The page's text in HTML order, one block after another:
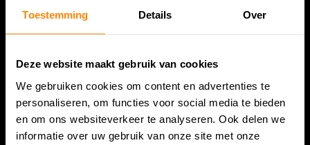
Toestemming Details Over
Deze website maakt gebruik van cookies
We gebruiken cookies om content en advertenties te
personaliseren, om functies voor social media te bieden
en om ons websiteverkeer te analyseren. Ook delen we
informatie over uw gebruik van onze site met onze
Bespanracket.nl is dé racketspecialist van Lelystad en
omstreken.